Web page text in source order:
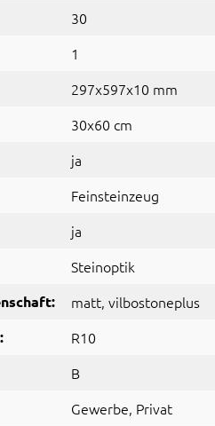
30
1
297x597x10 mm
30x60 cm
ja
Feinsteinzeug
ja
Steinoptik
matt, vilbostoneplus
R10
B
Gewerbe, Privat